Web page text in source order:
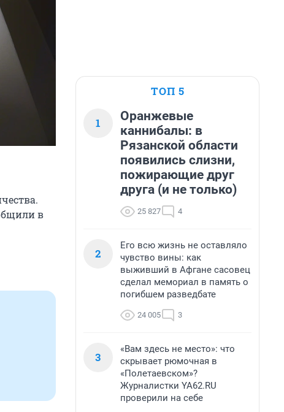
в
ТОП 5
1
Оранжевые
каннибалы: в
Рязанской области
появились слизни,
пожирающие друг
друга (и не только)
25 827 4
2
Его всю жизнь не оставляло
чувство вины: как
выживший в Афгане сасовец
сделал мемориал в память о
погибшем разведбате
24 005 3
3
«Вам здесь не место»: что
скрывает рюмочная в
«Полетаевском»?
Журналистки YA62.RU
проверили на себе